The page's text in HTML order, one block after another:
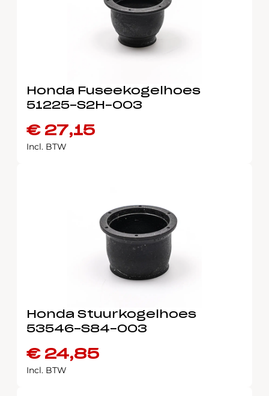
Honda Fuseekogelhoes
51225-S2H-003
€27,15
Incl. BTW
Honda Stuurkogelhoes
53546-S84-003
€24,85
Incl. BTW